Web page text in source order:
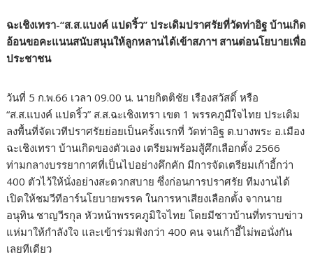
ฉะเชิงเทรา-“ส.ส.แบงค์ แปดริ้ว” ประเดิมปราศรัยที่วัดท่าอิฐ บ้านเกิด
อ้อนขอคะแนนสนับสนุนให้ลูกหลานได้เข้าสภาฯ สานต่อนโยบายเพื่อ
ประชาชน
วันที่ 5 ก.พ.66 เวลา 09.00 น. นายกิตติชัย เรืองสวัสดิ์ หรือ
“ส.ส.แบงค์ แปดริ้ว” ส.ส.ฉะเชิงเทรา เขต 1 พรรคภูมืใจไทย ประเดิม
ลงพื้นที่จัดเวทีปราศรัยย่อยเป็นครั้งแรกที่ วัดท่าอิฐ ต.บางพระ อ.เมือง
ฉะเชิงเทรา บ้านเกิดของตัวเอง เตรียมพร้อมสู้ศึกเลือกตั้ง 2566
ท่ามกลางบรรยากาศที่เป็นไปอย่างคึกคัก มีการจัดเตรียมเก้าอี้กว่า
400 ตัวไว้ให้นั่งอย่างสะดวกสบาย ซึ่งก่อนการปราศรัย ทีมงานได้
เปิดให้ชมวีทีอาร์นโยบายพรรค ในการหาเสียงเลือกตั้ง จากนาย
อนุทิน ชาญวีรกุล หัวหน้าพรรคภูมิใจไทย โดยมีชาวบ้านที่ทราบข่าว
แห่มาให้กำลังใจ และเข้าร่วมฟังกว่า 400 คน จนเก้าอี้ไม่พอนั่งกัน
เลยทีเดียว